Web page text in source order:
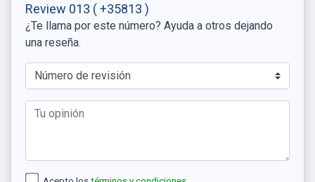
Review 013 ( +35813 )
¿Te llama por este número? Ayuda a otros dejando
una reseña.